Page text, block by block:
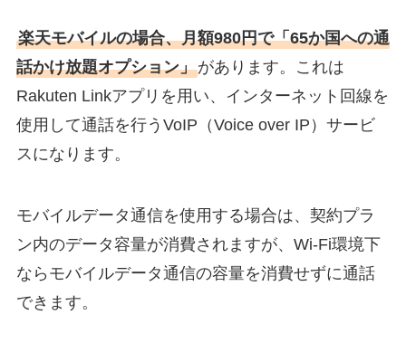
楽天モバイルの場合、月額980円で「65か国への通
話かけ放題オプション」があります。これは
Rakuten Linkアプリを用い、インターネット回線を
使用して通話を行うVoIP（Voice over IP）サービ
スになります。
モバイルデータ通信を使用する場合は、契約プラ
ン内のデータ容量が消費されますが、Wi-Fi環境下
ならモバイルデータ通信の容量を消費せずに通話
できます。